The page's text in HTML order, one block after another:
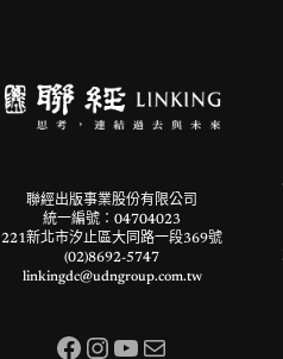
聯經出版事業股份有限公司
統一編號：04704023
221新北市汐止區大同路一段369號
(02)8692-5747
linkingdc@udngroup.com.tw
Facebook InstagramYouTube 電子郵件